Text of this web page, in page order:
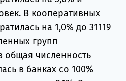
В кооперативных
на 1,0% до 31119
групп
общая численность
в банках со 100%